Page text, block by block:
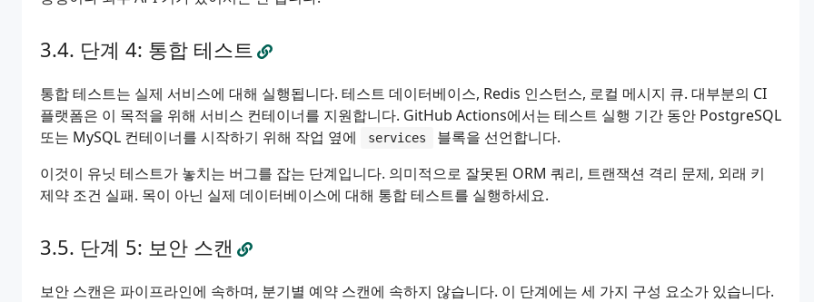
단계 4: 통합 테스트
통합 테스트는 실제 서비스에 대해 실행됩니다. 테스트 데이터베이스, Redis 인스턴스, 로컬 메시지 큐. 대부분의 CI
플랫폼은 이 목적을 위해 서비스 컨테이너를 지원합니다. GitHub Actions에서는 테스트 실행 기간 동안 PostgreSQL
또는 MySQL 컨테이너를 시작하기 위해 작업 옆에
services
블록을 선언합니다.
이것이 유닛 테스트가 놓치는 버그를 잡는 단계입니다. 의미적으로 잘못된 ORM 쿼리, 트랜잭션 격리 문제, 외래 키
제약 조건 실패. 목이 아닌 실제 데이터베이스에 대해 통합 테스트를 실행하세요.
단계 5: 보안 스캔
보안 스캔은 파이프라인에 속하며, 분기별 예약 스캔에 속하지 않습니다. 이 단계에는 세 가지 구성 요소가 있습니다.